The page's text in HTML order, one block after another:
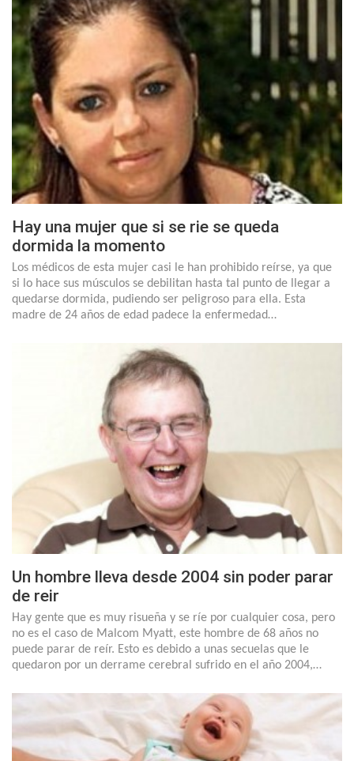
Hay una mujer que si se rie se queda
dormida la momento
Los médicos de esta mujer casi le han prohibido reírse, ya que
si lo hace sus músculos se debilitan hasta tal punto de llegar a
quedarse dormida, pudiendo ser peligroso para ella. Esta
madre de 24 años de edad padece la enfermedad…
Un hombre lleva desde 2004 sin poder parar
de reir
Hay gente que es muy risueña y se ríe por cualquier cosa, pero
no es el caso de Malcom Myatt, este hombre de 68 años no
puede parar de reír. Esto es debido a unas secuelas que le
quedaron por un derrame cerebral sufrido en el año 2004,…